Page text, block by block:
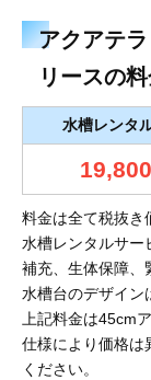
アクアテ
リースの
水槽レンタ
料金は全て税抜き
水槽レンタルサー
補充、生体保障、
水槽台のデザイン
上記料金は45cm
仕様により価格は
ください。